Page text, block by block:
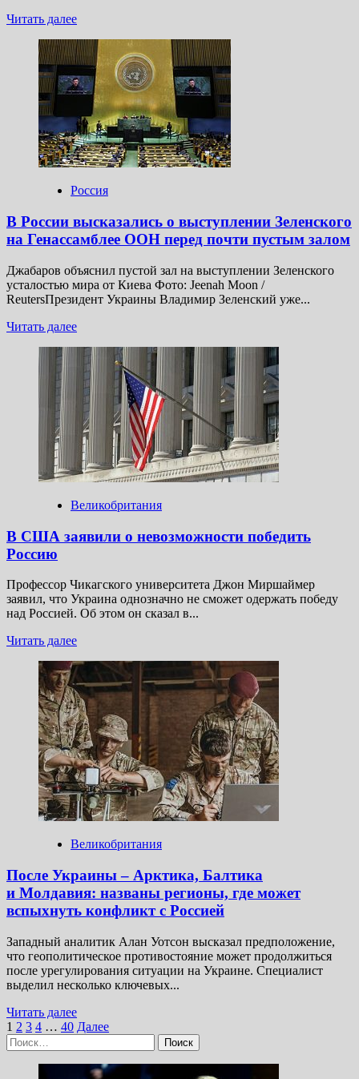
Читать далееПрочитать
о
Трампа
обвинили
в
начале
нового
этапа
конфликта
на
Что
значит?
Россия
В России высказались о выступлении Зеленского
на Генассамблее ООН перед почти пустым залом
Джабаров объяснил пустой зал на выступлении Зеленского
усталостью мира от Киева Фото: Jeenah Moon /
ReutersПрезидент Украины Владимир Зеленский уже...
Читать далееПрочитать
России
высказались
выступлении
Зеленского
на
Генассамблее
ООН
перед
почти
залом
Великобритания
В США заявили о невозможности победить
Россию
Профессор Чикагского университета Джон Миршаймер
заявил, что Украина однозначно не сможет одержать победу
над Россией. Об этом он сказал в...
Читать далееПрочитать
о
В США
заявили
о невозможности
победить
Россию
Великобритания
После Украины – Арктика, Балтика
и Молдавия: названы регионы, где может
вспыхнуть конфликт с Россией
Западный аналитик Алан Уотсон высказал предположение,
что геополитическое противостояние может продолжиться
после урегулирования ситуации на Украине. Специалист
выделил несколько ключевых...
Читать далееПрочитать
больше
После
Украины
Пагинация
записей
1 2 3 4 … 40 Далее
Найти: